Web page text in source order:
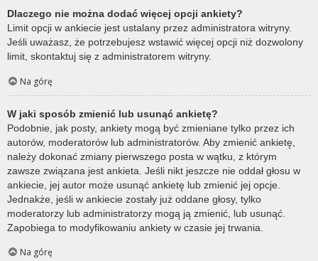
Dlaczego nie można dodać więcej opcji ankiety?
Limit opcji w ankiecie jest ustalany przez administratora witryny.
Jeśli uważasz, że potrzebujesz wstawić więcej opcji niż dozwolony
limit, skontaktuj się z administratorem witryny.
Na górę
W jaki sposób zmienić lub usunąć ankietę?
Podobnie, jak posty, ankiety mogą być zmieniane tylko przez ich
autorów, moderatorów lub administratorów. Aby zmienić ankietę,
należy dokonać zmiany pierwszego posta w wątku, z którym
zawsze związana jest ankieta. Jeśli nikt jeszcze nie oddał głosu w
ankiecie, jej autor może usunąć ankietę lub zmienić jej opcje.
Jednakże, jeśli w ankiecie zostały już oddane głosy, tylko
moderatorzy lub administratorzy mogą ją zmienić, lub usunąć.
Zapobiega to modyfikowaniu ankiety w czasie jej trwania.
Na górę